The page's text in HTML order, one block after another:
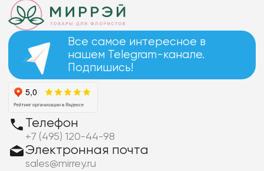
Все самое интересное в
нашем Telegram-канале.
Подпишись!
Телефон
+7 (495) 120-44-98
Электронная почта
sales@mirrey.ru